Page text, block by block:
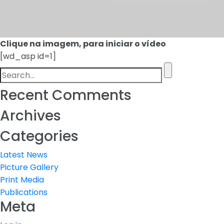
Clique na imagem, para iniciar o vídeo
[wd_asp id=1]
Recent Comments
Archives
Categories
Latest News
Picture Gallery
Print Media
Publications
Meta